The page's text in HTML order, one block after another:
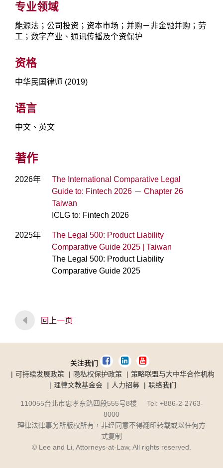
专业领域
能源法；公司投资；资本市场；并购－非金融并购；劳
工；数字产业、通讯传播及个资保护
资格
中华民国律师 (2019)
语言
中文、英文
著作
2026年
The International Comparative Legal
Guide to: Fintech 2026 － Chapter 26
Taiwan
ICLG to: Fintech 2026
2025年
The Legal 500: Product Liability
Comparative Guide 2025 | Taiwan
The Legal 500: Product Liability
Comparative Guide 2025
回上一页
关注我们
可持续发展政策
隐私权保护政策
策略联盟与大中华合作机构
理律文教基金会
人力招募 联络我们
110055台北市忠孝东路四段555号8楼 Tel: +886-2-2763-
8000
理律法律事务所版权所有，非经同意不得翻印转载或以任何方
式复制
© Lee and Li, Attorneys-at-Law, All rights reserved.